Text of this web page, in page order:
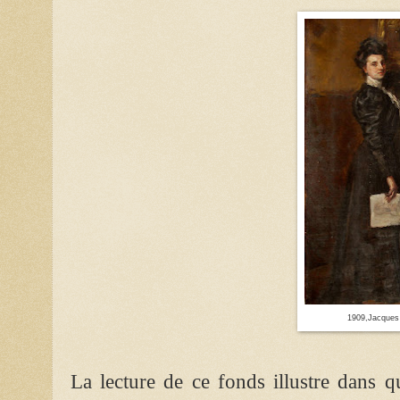
La lecture de ce fonds illustre dans